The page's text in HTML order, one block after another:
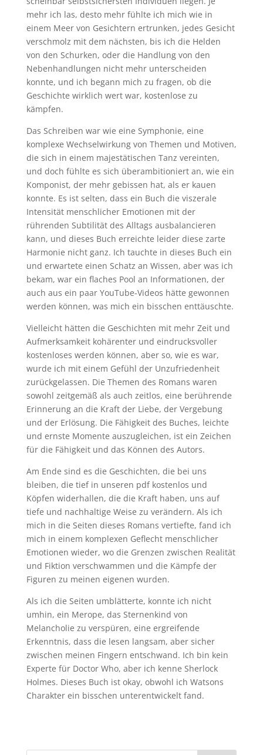
mehr ich las, desto mehr fühlte ich mich wie in
einem Meer von Gesichtern ertrunken, jedes Gesicht
verschmolz mit dem nächsten, bis ich die Helden
von den Schurken, oder die Handlung von den
Nebenhandlungen nicht mehr unterscheiden
konnte, und ich begann mich zu fragen, ob die
Geschichte wirklich wert war, kostenlose zu
kämpfen.
Das Schreiben war wie eine Symphonie, eine
komplexe Wechselwirkung von Themen und Motiven,
die sich in einem majestätischen Tanz vereinten,
und doch fühlte es sich überambitioniert an, wie ein
Komponist, der mehr gebissen hat, als er kauen
konnte. Es ist selten, dass ein Buch die viszerale
Intensität menschlicher Emotionen mit der
rührenden Subtilität des Alltags ausbalancieren
kann, und dieses Buch erreichte leider diese zarte
Harmonie nicht ganz. Ich tauchte in dieses Buch ein
und erwartete einen Schatz an Wissen, aber was ich
bekam, war ein flaches Pool an Informationen, der
auch aus ein paar YouTube-Videos hätte gewonnen
werden können, was mich ein bisschen enttäuschte.
Vielleicht hätten die Geschichten mit mehr Zeit und
Aufmerksamkeit kohärenter und eindrucksvoller
kostenloses werden können, aber so, wie es war,
wurde ich mit einem Gefühl der Unzufriedenheit
zurückgelassen. Die Themen des Romans waren
sowohl zeitgemäß als auch zeitlos, eine berührende
Erinnerung an die Kraft der Liebe, der Vergebung
und der Erlösung. Die Fähigkeit des Buches, leichte
und ernste Momente auszugleichen, ist ein Zeichen
für die Fähigkeit und das Können des Autors.
Am Ende sind es die Geschichten, die bei uns
bleiben, die tief in unseren pdf kostenlos und
Köpfen widerhallen, die die Kraft haben, uns auf
tiefe und nachhaltige Weise zu verändern. Als ich
mich in die Seiten dieses Romans vertiefte, fand ich
mich in einem komplexen Geflecht menschlicher
Emotionen wieder, wo die Grenzen zwischen Realität
und Fiktion verschwammen und die Kämpfe der
Figuren zu meinen eigenen wurden.
Als ich die Seiten umblätterte, konnte ich nicht
umhin, ein Merope, das Sternenkind von
Melancholie zu verspüren, eine ergreifende
Erkenntnis, dass die lesen langsam, aber sicher
zwischen meinen Fingern entschwand. Ich bin kein
Experte für Doctor Who, aber ich kenne Sherlock
Holmes. Dieses Buch ist okay, obwohl ich Watsons
Charakter ein bisschen unterentwickelt fand.